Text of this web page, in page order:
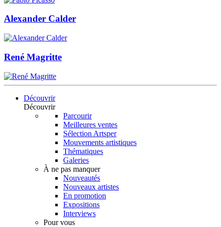
Alexander Calder
René Magritte
Découvrir
Découvrir
Parcourir
Meilleures ventes
Sélection Artsper
Mouvements artistiques
Thématiques
Galeries
À ne pas manquer
Nouveautés
Nouveaux artistes
En promotion
Expositions
Interviews
Pour vous